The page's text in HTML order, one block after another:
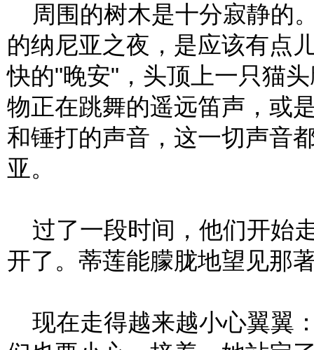
周围的树木是十分寂静的
的纳尼亚之夜，是应该有
快的"晚安"，头顶上一只猫
物正在跳舞的遥远笛声，或
和锤打的声音，这一切声音
亚。
过了一段时间，他们开始
开了。蒂莲能朦胧地望见那
现在走得越来越小心翼翼